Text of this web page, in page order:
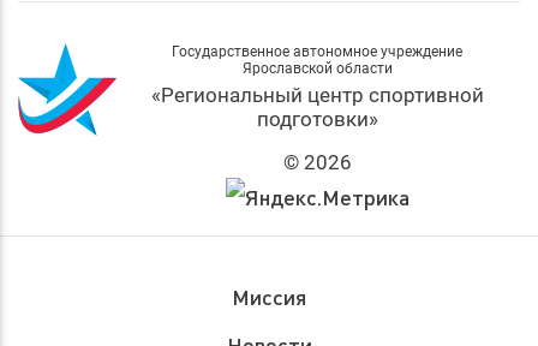
Государственное автономное учреждение
Ярославской области
«Региональный центр спортивной
подготовки»
© 2026
Миссия